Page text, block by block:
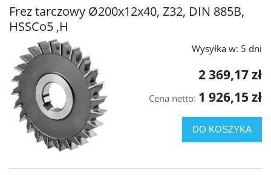
Frez tarczowy Ø200x12x40, Z32, DIN 885B,
HSSCo5 ,H
Wysyłka w: 5 dni
2 369,17 zł
Cena netto: 1 926,15 zł
DO KOSZYKA